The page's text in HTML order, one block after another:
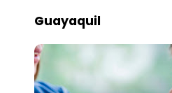
Guayaquil